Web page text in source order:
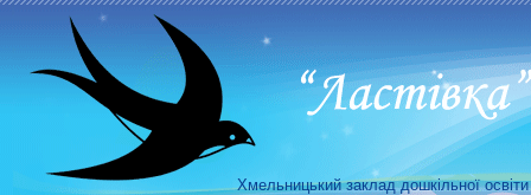
Хмельницький заклад дошкільної